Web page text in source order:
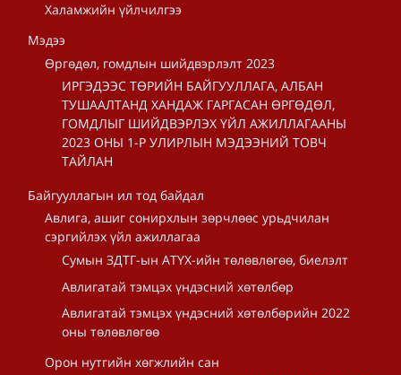
Халамжийн үйлчилгээ
Мэдээ
Өргөдөл, гомдлын шийдвэрлэлт 2023
ИРГЭДЭЭС ТӨРИЙН БАЙГУУЛЛАГА, АЛБАН
ТУШААЛТАНД ХАНДАЖ ГАРГАСАН ӨРГӨДӨЛ,
ГОМДЛЫГ ШИЙДВЭРЛЭХ ҮЙЛ АЖИЛЛАГААНЫ
2023 ОНЫ 1-Р УЛИРЛЫН МЭДЭЭНИЙ ТОВЧ
ТАЙЛАН
Байгууллагын ил тод байдал
Авлига, ашиг сонирхлын зөрчлөөс урьдчилан
сэргийлэх үйл ажиллагаа
Сумын ЗДТГ-ын АТҮХ-ийн төлөвлөгөө, биелэлт
Авлигатай тэмцэх үндэсний хөтөлбөр
Авлигатай тэмцэх үндэсний хөтөлбөрийн 2022
оны төлөвлөгөө
Орон нутгийн хөгжлийн сан